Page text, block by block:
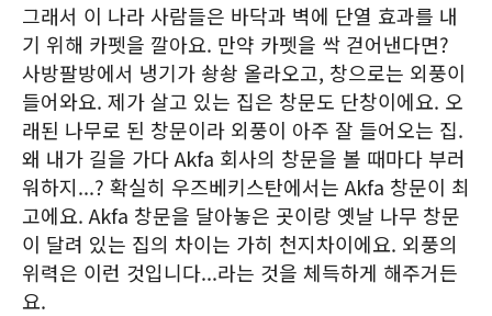
그래서 이 나라 사람들은 바닥과 벽에 단열 효과를 내
기 위해 카펫을 깔아요. 만약 카펫을 싹 걷어낸다면?
사방팔방에서 냉기가 솽솽 올라오고, 창으로는 외풍이
들어와요. 제가 살고 있는 집은 창문도 단창이에요. 오
래된 나무로 된 창문이라 외풍이 아주 잘 들어오는 집.
왜 내가 길을 가다 Akfa 회사의 창문을 볼 때마다 부러
워하지...? 확실히 우즈베키스탄에서는 Akfa 창문이 최
고에요. Akfa 창문을 달아놓은 곳이랑 옛날 나무 창문
이 달려 있는 집의 차이는 가히 천지차이에요. 외풍의
위력은 이런 것입니다...라는 것을 체득하게 해주거든
요.